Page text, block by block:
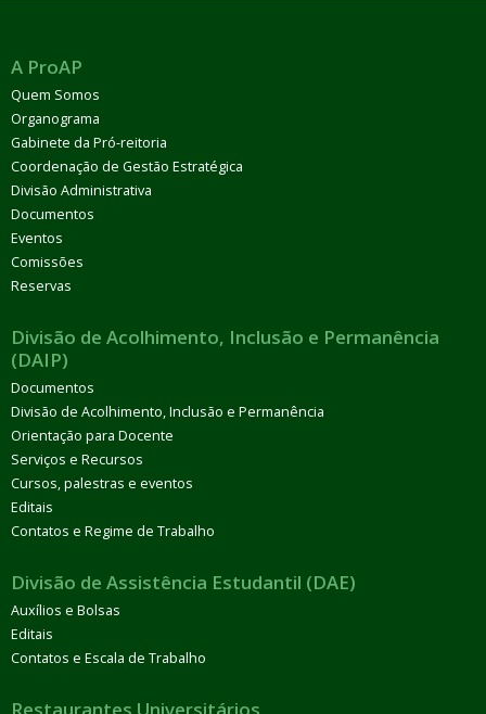
A ProAP
Quem Somos
Organograma
Gabinete da Pró-reitoria
Coordenação de Gestão Estratégica
Divisão Administrativa
Documentos
Eventos
Comissões
Reservas
Divisão de Acolhimento, Inclusão e Permanência
(DAIP)
Documentos
Divisão de Acolhimento, Inclusão e Permanência
Orientação para Docente
Serviços e Recursos
Cursos, palestras e eventos
Editais
Contatos e Regime de Trabalho
Divisão de Assistência Estudantil (DAE)
Auxílios e Bolsas
Editais
Contatos e Escala de Trabalho
Restaurantes Universitários